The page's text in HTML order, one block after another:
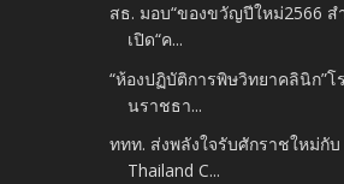
สธ. มอบ“ของขวัญปีใหม่2566 ส
เปิด“ค...
“ห้องปฏิบัติการพิษวิทยาคลินิก”
นราชธา...
ททท. ส่งพลังใจรับศักราชใหม่กับ
Thailand C...